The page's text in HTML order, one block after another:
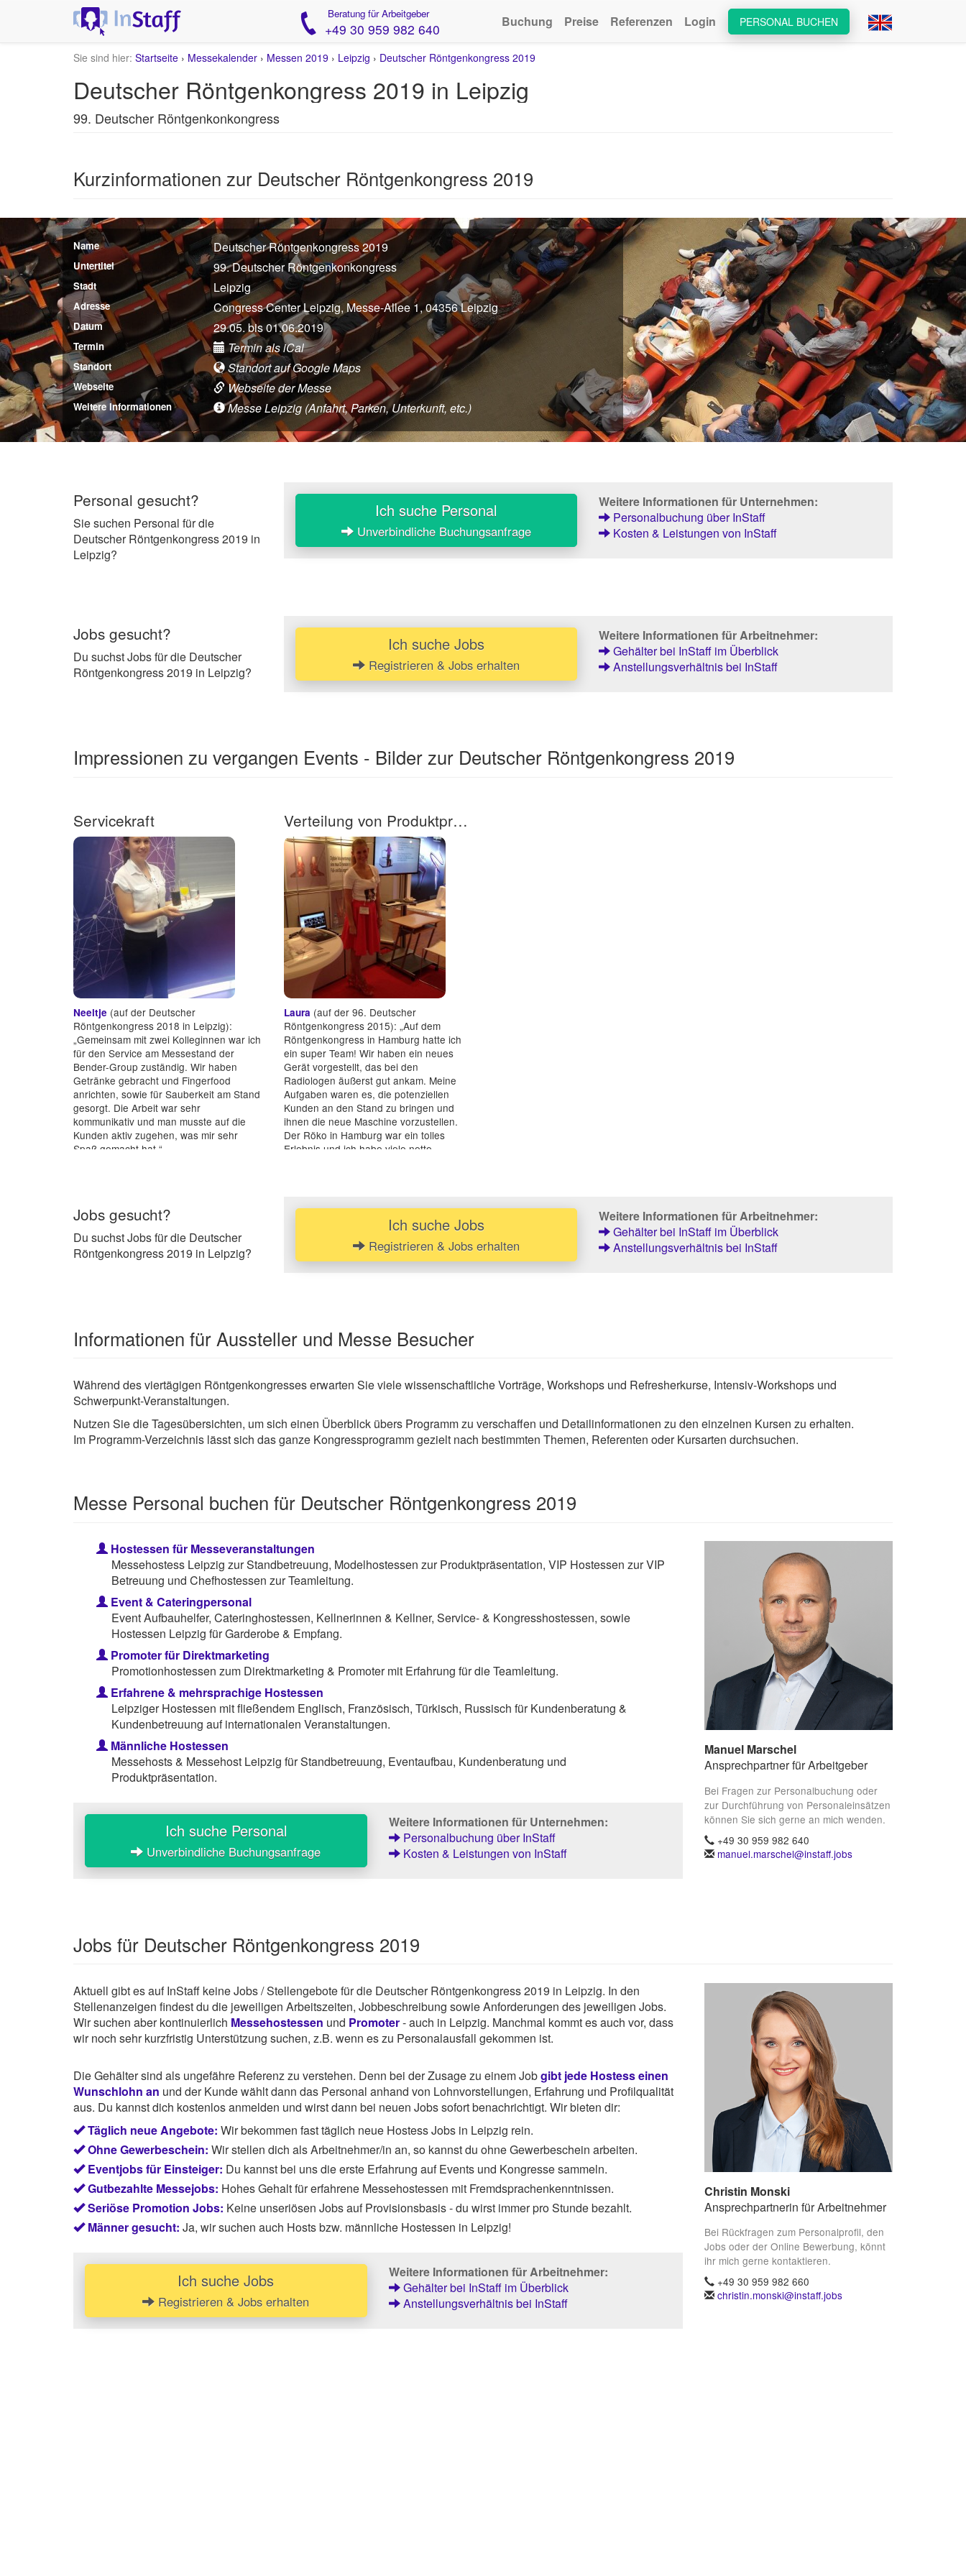
Beratung für Arbeitgeber
+49 30 959 982 640 PERSONAL BUCHEN
Buchung Preise Referenzen Login
Sie sind hier: Startseite › Messekalender › Messen 2019 › Leipzig › Deutscher Röntgenkongress 2019
Deutscher Röntgenkongress 2019 in Leipzig
99. Deutscher Röntgenkonkongress
Kurzinformationen zur Deutscher Röntgenkongress 2019
Name Deutscher Röntgenkongress 2019
Untertitel 99. Deutscher Röntgenkonkongress
Stadt Leipzig
Adresse Congress Center Leipzig, Messe-Allee 1, 04356 Leipzig
Datum 29.05. bis 01.06.2019
Termin Termin als iCal
Standort Standort auf Google Maps
Webseite Webseite der Messe
Weitere Informationen Messe Leipzig (Anfahrt, Parken, Unterkunft, etc.)
Personal gesucht?
Sie suchen Personal für die
Deutscher Röntgenkongress 2019 in
Leipzig?
Ich suche Personal
Unverbindliche Buchungsanfrage
Weitere Informationen für Unternehmen:
Personalbuchung über InStaff
Kosten & Leistungen von InStaff
Jobs gesucht?
Du suchst Jobs für die Deutscher
Röntgenkongress 2019 in Leipzig?
Ich suche Jobs
Registrieren & Jobs erhalten
Weitere Informationen für Arbeitnehmer:
Gehälter bei InStaff im Überblick
Anstellungsverhältnis bei InStaff
Impressionen zu vergangen Events - Bilder zur Deutscher Röntgenkongress 2019
Servicekraft
Neeltje (auf der Deutscher
Röntgenkongress 2018 in Leipzig):
„Gemeinsam mit zwei Kolleginnen war ich
für den Service am Messestand der
Bender-Group zuständig. Wir haben
Getränke gebracht und Fingerfood
anrichten, sowie für Sauberkeit am Stand
gesorgt. Die Arbeit war sehr
kommunikativ und man musste auf die
Kunden aktiv zugehen, was mir sehr
Spaß gemacht hat.“
Verteilung von Produktprospekten an Ärzte als Modelhostess eines Herstellers von Computertomografie-Geräten
Laura (auf der 96. Deutscher
Röntgenkongress 2015): „Auf dem
Röntgenkongress in Hamburg hatte ich
ein super Team! Wir haben ein neues
Gerät vorgestellt, das bei den
Radiologen äußerst gut ankam. Meine
Aufgaben waren es, die potenziellen
Kunden an den Stand zu bringen und
ihnen die neue Maschine vorzustellen.
Der Röko in Hamburg war ein tolles
Erlebnis und ich habe viele nette
Jobs gesucht?
Du suchst Jobs für die Deutscher
Röntgenkongress 2019 in Leipzig?
Ich suche Jobs
Registrieren & Jobs erhalten
Weitere Informationen für Arbeitnehmer:
Gehälter bei InStaff im Überblick
Anstellungsverhältnis bei InStaff
Informationen für Aussteller und Messe Besucher
Während des viertägigen Röntgenkongresses erwarten Sie viele wissenschaftliche Vorträge, Workshops und Refresherkurse, Intensiv-Workshops und
Schwerpunkt-Veranstaltungen.
Nutzen Sie die Tagesübersichten, um sich einen Überblick übers Programm zu verschaffen und Detailinformationen zu den einzelnen Kursen zu erhalten.
Im Programm-Verzeichnis lässt sich das ganze Kongressprogramm gezielt nach bestimmten Themen, Referenten oder Kursarten durchsuchen.
Messe Personal buchen für Deutscher Röntgenkongress 2019
Hostessen für Messeveranstaltungen
Messehostess Leipzig zur Standbetreuung, Modelhostessen zur Produktpräsentation, VIP Hostessen zur VIP
Betreuung und Chefhostessen zur Teamleitung.
Event & Cateringpersonal
Event Aufbauhelfer, Cateringhostessen, Kellnerinnen & Kellner, Service- & Kongresshostessen, sowie
Hostessen Leipzig für Garderobe & Empfang.
Promoter für Direktmarketing
Promotionhostessen zum Direktmarketing & Promoter mit Erfahrung für die Teamleitung.
Erfahrene & mehrsprachige Hostessen
Leipziger Hostessen mit fließendem Englisch, Französisch, Türkisch, Russisch für Kundenberatung &
Kundenbetreuung auf internationalen Veranstaltungen.
Männliche Hostessen
Messehosts & Messehost Leipzig für Standbetreuung, Eventaufbau, Kundenberatung und
Produktpräsentation.
Ich suche Personal
Unverbindliche Buchungsanfrage
Weitere Informationen für Unternehmen:
Personalbuchung über InStaff
Kosten & Leistungen von InStaff
Manuel Marschel
Ansprechpartner für Arbeitgeber
Bei Fragen zur Personalbuchung oder
zur Durchführung von Personaleinsätzen
können Sie sich gerne an mich wenden.
+49 30 959 982 640
manuel.marschel@instaff.jobs
Jobs für Deutscher Röntgenkongress 2019
Aktuell gibt es auf InStaff keine Jobs / Stellengebote für die Deutscher Röntgenkongress 2019 in Leipzig. In den
Stellenanzeigen findest du die jeweiligen Arbeitszeiten, Jobbeschreibung sowie Anforderungen des jeweiligen Jobs.
Wir suchen aber kontinuierlich Messehostessen und Promoter- auch in Leipzig. Manchmal kommt es auch vor, dass
wir noch sehr kurzfristig Unterstützung suchen, z.B. wenn es zu Personalausfall gekommen ist.
Die Gehälter sind als ungefähre Referenz zu verstehen. Denn bei der Zusage zu einem Jobgibt jede Hostess einen
Wunschlohn an und der Kunde wählt dann das Personal anhand von Lohnvorstellungen, Erfahrung und Profilqualität
aus. Du kannst dich kostenlos anmelden und wirst dann bei neuen Jobs sofort benachrichtigt. Wir bieten dir:
Täglich neue Angebote: Wir bekommen fast täglich neue Hostess Jobs in Leipzig rein.
Ohne Gewerbeschein: Wir stellen dich als Arbeitnehmer/in an, so kannst du ohne Gewerbeschein arbeiten.
Eventjobs für Einsteiger: Du kannst bei uns die erste Erfahrung auf Events und Kongresse sammeln.
Gutbezahlte Messejobs: Hohes Gehalt für erfahrene Messehostessen mit Fremdsprachenkenntnissen.
Seriöse Promotion Jobs: Keine unseriösen Jobs auf Provisionsbasis - du wirst immer pro Stunde bezahlt.
Männer gesucht: Ja, wir suchen auch Hosts bzw. männliche Hostessen in Leipzig!
Ich suche Jobs
Registrieren & Jobs erhalten
Weitere Informationen für Arbeitnehmer:
Gehälter bei InStaff im Überblick
Anstellungsverhältnis bei InStaff
Christin Monski
Ansprechpartnerin für Arbeitnehmer
Bei Rückfragen zum Personalprofil, den
Jobs oder der Online Bewerbung, könnt
ihr mich gerne kontaktieren.
+49 30 959 982 660
christin.monski@instaff.jobs